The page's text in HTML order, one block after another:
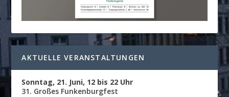
AKTUELLE VERANSTALTUNGEN
Sonntag, 21. Juni, 12 bis 22 Uhr
31. Großes Funkenburgfest